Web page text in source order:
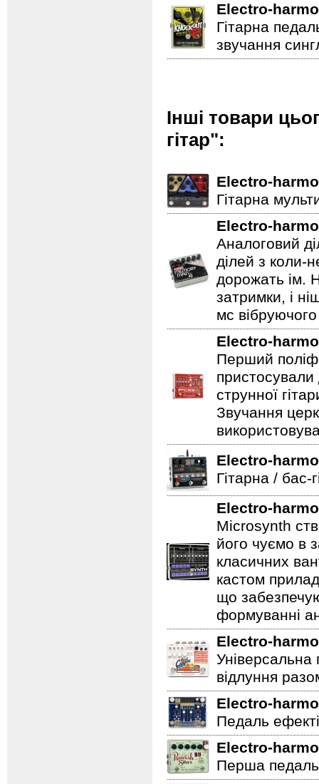
Electro-
Гітарна
звучання
Інші товари
гітар":
Electro-
Гітарна
Electro-
Аналоговий
ділей з коли-
дорожать ім.
затримки, і
мс
Electro-
Перший
пристосували
струнної
Звучання
Electro-
Гітарна / бас-
Electro-
Microsynth
його чуємо в
класичних
кастом
що
формуванні
Electro-
Універсальна
відлуння
Electro-
Педаль
Electro-
Перша